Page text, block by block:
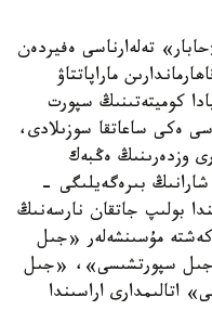
ساعات 21:30 دا «حابار» تەلەارناسى ەفيردەن
ماراپاتتاۋ
كوميتەتىنىڭ سپورت
نۇسقاسى ەكى ساعاتقا سوزىلادى،
وزدەرىنىڭ ەڭبەك
بىرەگەيلىگى -
بولىپ جاتقان نارسەنىڭ
مۇسىنشەلەر «جىل
سپورتشىسى»، «جىل
اراسىندا